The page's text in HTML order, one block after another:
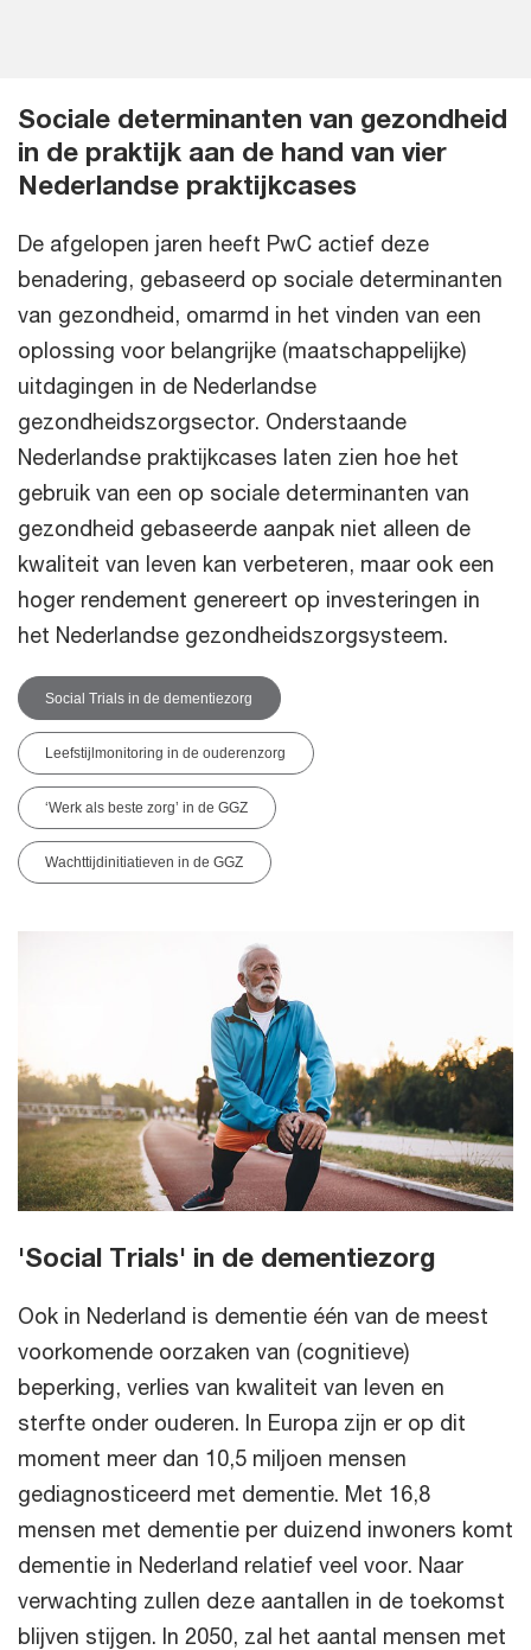
Sociale determinanten van gezondheid
in de praktijk aan de hand van vier
Nederlandse praktijkcases
De afgelopen jaren heeft PwC actief deze
benadering, gebaseerd op sociale determinanten
van gezondheid, omarmd in het vinden van een
oplossing voor belangrijke (maatschappelijke)
uitdagingen in de Nederlandse
gezondheidszorgsector. Onderstaande
Nederlandse praktijkcases laten zien hoe het
gebruik van een op sociale determinanten van
gezondheid gebaseerde aanpak niet alleen de
kwaliteit van leven kan verbeteren, maar ook een
hoger rendement genereert op investeringen in
het Nederlandse gezondheidszorgsysteem.
Social Trials in de dementiezorg
Leefstijlmonitoring in de ouderenzorg
‘Werk als beste zorg’ in de GGZ
Wachttijdinitiatieven in de GGZ
'Social Trials' in de dementiezorg
Ook in Nederland is dementie één van de meest
voorkomende oorzaken van (cognitieve)
beperking, verlies van kwaliteit van leven en
sterfte onder ouderen. In Europa zijn er op dit
moment meer dan 10,5 miljoen mensen
gediagnosticeerd met dementie. Met 16,8
mensen met dementie per duizend inwoners komt
dementie in Nederland relatief veel voor. Naar
verwachting zullen deze aantallen in de toekomst
blijven stijgen. In 2050, zal het aantal mensen met